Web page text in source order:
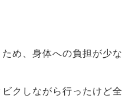
め、身体への負担が少な
クしながら行ったけど全